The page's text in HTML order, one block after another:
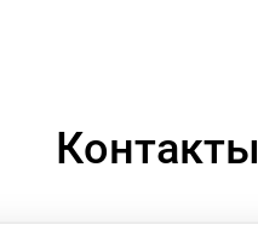
Контакты